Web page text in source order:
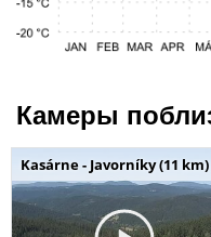
Камеры
Kasárne - Javorníky (11 km)